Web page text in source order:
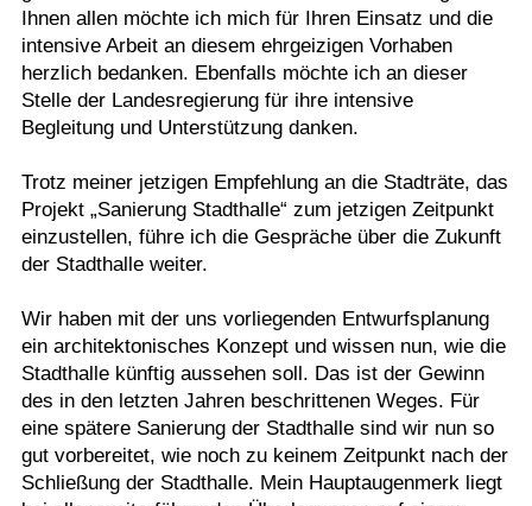
Ihnen allen möchte ich mich für Ihren Einsatz und die
intensive Arbeit an diesem ehrgeizigen Vorhaben
herzlich bedanken. Ebenfalls möchte ich an dieser
Stelle der Landesregierung für ihre intensive
Begleitung und Unterstützung danken.
Trotz meiner jetzigen Empfehlung an die Stadträte, das
Projekt „Sanierung Stadthalle“ zum jetzigen Zeitpunkt
einzustellen, führe ich die Gespräche über die Zukunft
der Stadthalle weiter.
Wir haben mit der uns vorliegenden Entwurfsplanung
ein architektonisches Konzept und wissen nun, wie die
Stadthalle künftig aussehen soll. Das ist der Gewinn
des in den letzten Jahren beschrittenen Weges. Für
eine spätere Sanierung der Stadthalle sind wir nun so
gut vorbereitet, wie noch zu keinem Zeitpunkt nach der
Schließung der Stadthalle. Mein Hauptaugenmerk liegt